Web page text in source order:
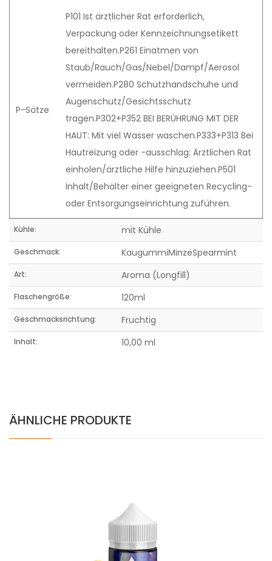
P-Sätze
P101 Ist ärztlicher Rat erforderlich,
Verpackung oder Kennzeichnungsetikett
bereithalten.P261 Einatmen von
Staub/Rauch/Gas/Nebel/Dampf/Aerosol
vermeiden.P280 Schutzhandschuhe und
Augenschutz/Gesichtsschutz
tragen.P302+P352 BEI BERÜHRUNG MIT DER
HAUT: Mit viel Wasser waschen.P333+P313 Bei
Hautreizung oder -ausschlag: Ärztlichen Rat
einholen/ärztliche Hilfe hinzuziehen.P501
Inhalt/Behälter einer geeigneten Recycling-
oder Entsorgungseinrichtung zuführen.
Kühle: mit Kühle
Geschmack: KaugummiMinzeSpearmint
Art: Aroma (Longfill)
Flaschengröße: 120ml
Geschmacksrichtung: Fruchtig
Inhalt: 10,00 ml
ÄHNLICHE PRODUKTE